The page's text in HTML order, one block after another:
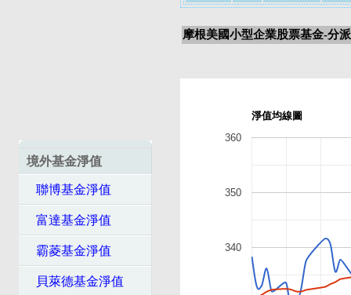
境外基金淨值
聯博基金淨值
富達基金淨值
霸菱基金淨值
貝萊德基金淨值
摩根美國小型企業股票基金-分
淨值均線圖
340
350
360